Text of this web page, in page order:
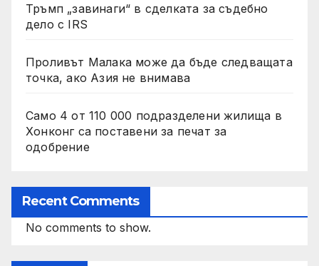
Тръмп „завинаги“ в сделката за съдебно
дело с IRS
Проливът Малака може да бъде следващата
точка, ако Азия не внимава
Само 4 от 110 000 подразделени жилища в
Хонконг са поставени за печат за
одобрение
Recent Comments
No comments to show.